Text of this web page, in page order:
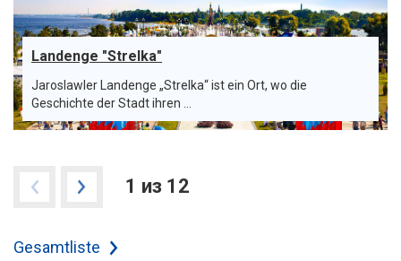
Landenge "Strelka"
Jaroslawler Landenge „Strelka“ ist ein Ort, wo die
Geschichte der Stadt ihren ...
1 из 12
Gesamtliste